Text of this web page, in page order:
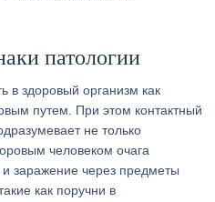
патологии
в здоровый организм как
путем. При этом контактный
не только
человеком очага
заражение через предметы
как поручни в